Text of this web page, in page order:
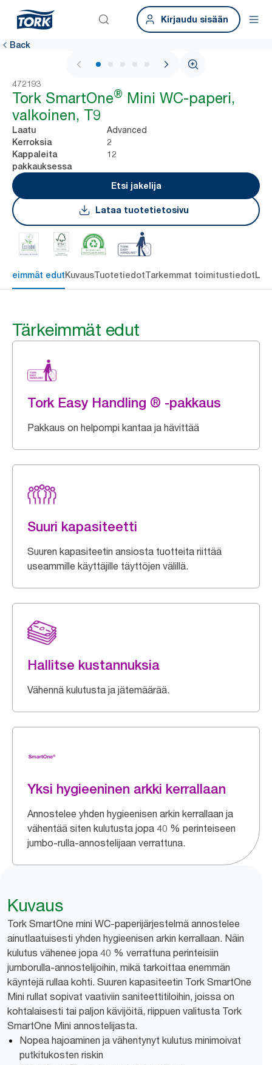
Kirjaudu sisään
Back
1 / 7
472193
Tork SmartOne® Mini WC-paperi,
valkoinen, T9
Laatu Advanced
Kerroksia 2
Kappaleita
pakkauksessa
12
Etsi jakelija
Lataa tuotetietosivu
edutKuvausTuotetiedotTarkemmat toimitustiedot
Tärkeimmät edut
Tork Easy Handling ® -pakkaus
Pakkaus on helpompi kantaa ja hävittää
Suuri kapasiteetti
Suuren kapasiteetin ansiosta tuotteita riittää
useammille käyttäjille täyttöjen välillä.
Hallitse kustannuksia
Vähennä kulutusta ja jätemäärää.
Yksi hygieeninen arkki kerrallaan
Annostelee yhden hygieenisen arkin kerrallaan ja
vähentää siten kulutusta jopa 40 % perinteiseen
jumbo-rulla-annostelijaan verrattuna.
Kuvaus
Tork SmartOne mini WC-paperijärjestelmä annostelee
ainutlaatuisesti yhden hygieenisen arkin kerrallaan. Näin
kulutus vähenee jopa 40 % verrattuna perinteisiin
jumborulla-annostelijoihin, mikä tarkoittaa enemmän
käyntejä rullaa kohti. Suuren kapasiteetin Tork SmartOne
Mini rullat sopivat vaativiin saniteettitiloihin, joissa on
kohtalaisesti tai paljon kävijöitä, riippuen valitusta Tork
SmartOne Mini annostelijasta.
Nopea hajoaminen ja vähentynyt kulutus minimoivat
putkitukosten riskin